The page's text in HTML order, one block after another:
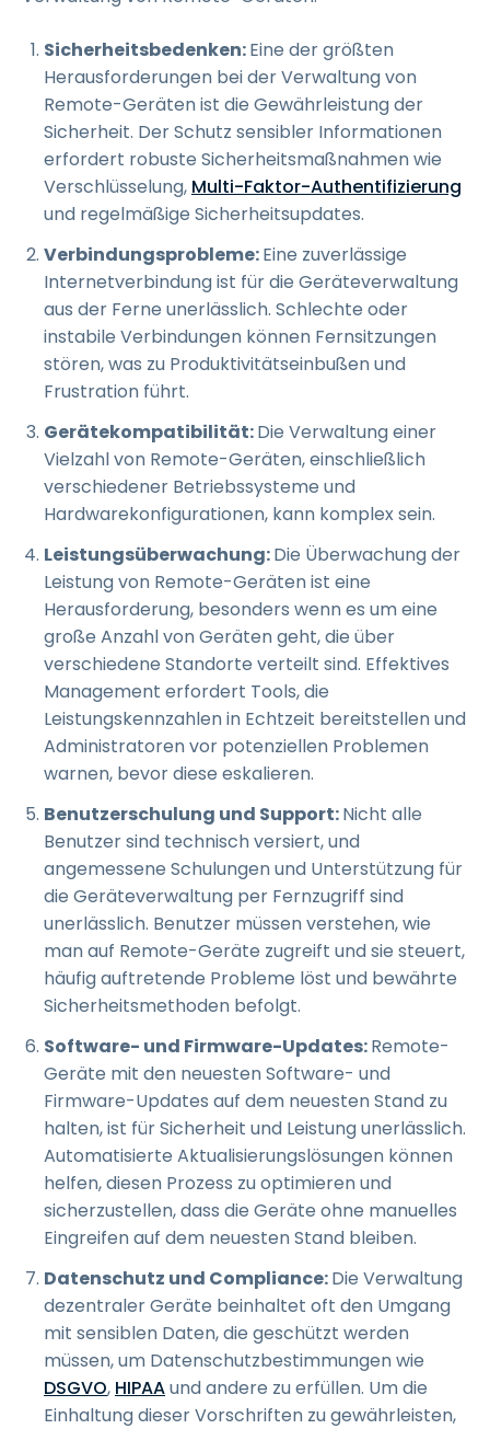
Sicherheitsbedenken:Eine der größten
Herausforderungen bei der Verwaltung von
Remote-Geräten ist die Gewährleistung der
Sicherheit. Der Schutz sensibler Informationen
erfordert robuste Sicherheitsmaßnahmen wie
Verschlüsselung, Multi-Faktor-Authentifizierung
und regelmäßige Sicherheitsupdates.
Verbindungsprobleme:Eine zuverlässige
Internetverbindung ist für die Geräteverwaltung
aus der Ferne unerlässlich. Schlechte oder
instabile Verbindungen können Fernsitzungen
stören, was zu Produktivitätseinbußen und
Frustration führt.
Gerätekompatibilität:Die Verwaltung einer
Vielzahl von Remote-Geräten, einschließlich
verschiedener Betriebssysteme und
Hardwarekonfigurationen, kann komplex sein.
Leistungsüberwachung:Die Überwachung der
Leistung von Remote-Geräten ist eine
Herausforderung, besonders wenn es um eine
große Anzahl von Geräten geht, die über
verschiedene Standorte verteilt sind. Effektives
Management erfordert Tools, die
Leistungskennzahlen in Echtzeit bereitstellen und
Administratoren vor potenziellen Problemen
warnen, bevor diese eskalieren.
Benutzerschulung und Support:Nicht alle
Benutzer sind technisch versiert, und
angemessene Schulungen und Unterstützung für
die Geräteverwaltung per Fernzugriff sind
unerlässlich. Benutzer müssen verstehen, wie
man auf Remote-Geräte zugreift und sie steuert,
häufig auftretende Probleme löst und bewährte
Sicherheitsmethoden befolgt.
Software- und Firmware-Updates:Remote-
Geräte mit den neuesten Software- und
Firmware-Updates auf dem neuesten Stand zu
halten, ist für Sicherheit und Leistung unerlässlich.
Automatisierte Aktualisierungslösungen können
helfen, diesen Prozess zu optimieren und
sicherzustellen, dass die Geräte ohne manuelles
Eingreifen auf dem neuesten Stand bleiben.
Datenschutz und Compliance:Die Verwaltung
dezentraler Geräte beinhaltet oft den Umgang
mit sensiblen Daten, die geschützt werden
müssen, um Datenschutzbestimmungen wie
DSGVO, HIPAAund andere zu erfüllen. Um die
Einhaltung dieser Vorschriften zu gewährleisten,